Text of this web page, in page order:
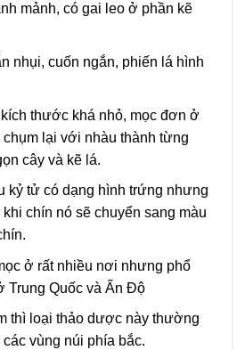
mảnh, có gai leo ở phần kẽ
nhụi, cuốn ngắn, phiến lá hình
thước khá nhỏ, mọc đơn ở
chụm lại với nhàu thành từng
cây và kẽ lá.
kỷ tử có dạng hình trứng nhưng
chín nó sẽ chuyển sang màu
ở rất nhiều nơi nhưng phổ
Trung Quốc và Ấn Độ
thì loại thảo dược này thường
vùng núi phía bắc.